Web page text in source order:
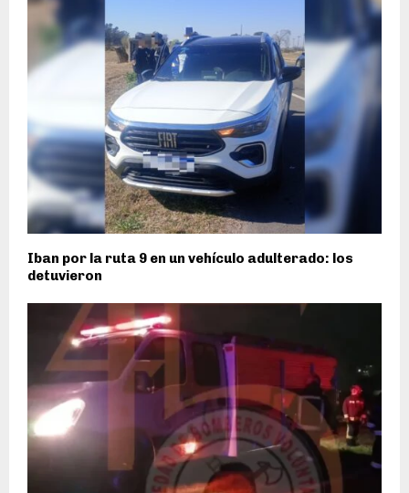
Iban por la ruta 9 en un vehículo adulterado: los
detuvieron